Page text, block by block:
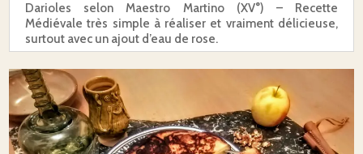
Darioles selon Maestro Martino (XV°) – Recette
Médiévale très simple à réaliser et vraiment délicieuse,
surtout avec un ajout d’eau de rose.